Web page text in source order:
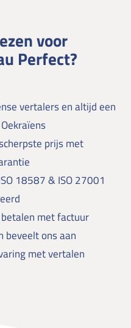
voor
Perfect?
vertalers en altijd een
prijs met
18587 & ISO 27001
met factuur
beveelt ons aan
met vertalen